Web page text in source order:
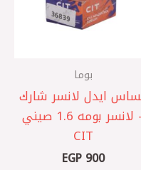
بوما
ايدل لانسر شارك
– لانسر بومه 1.6 صيني
CIT
EGP 900